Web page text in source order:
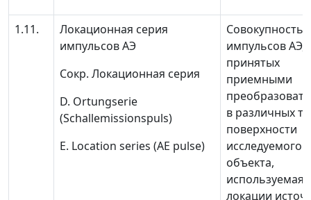
1.11.
Локационная серия
импульсов АЭ
Сокр. Локационная серия
D. Ortungserie
(Schallemissionspuls)
Е. Location series (AE pulse)
Совокупность
импульсов АЭ,
принятых
приемными
в различных
поверхности
исследуемого
объекта,
используемая
локации